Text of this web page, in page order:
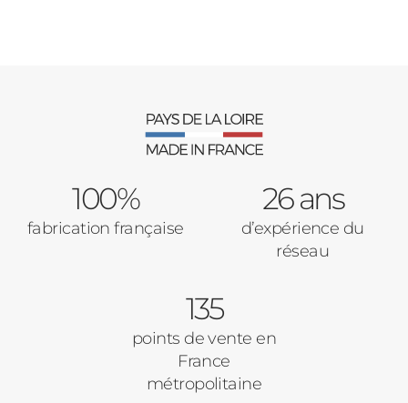
100%
fabrication française
26 ans
d’expérience du
réseau
135
points de vente en
France
métropolitaine